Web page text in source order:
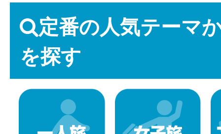
定番の人気テーマ
を探す